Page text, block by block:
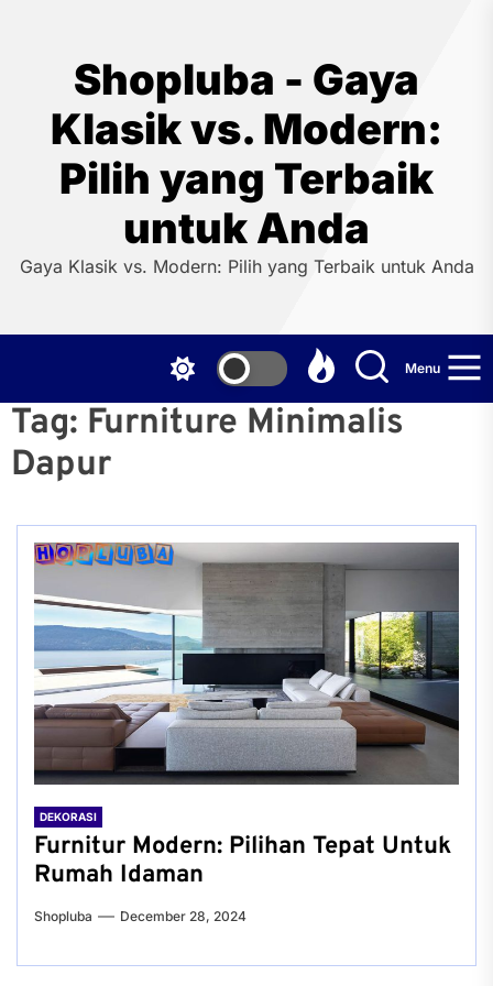
Shopluba - Gaya
Klasik vs. Modern:
Pilih yang Terbaik
untuk Anda
Gaya Klasik vs. Modern: Pilih yang Terbaik untuk Anda
Menu
Tag: Furniture Minimalis
Dapur
DEKORASI
Furnitur Modern: Pilihan Tepat Untuk
Rumah Idaman
Shopluba December 28, 2024